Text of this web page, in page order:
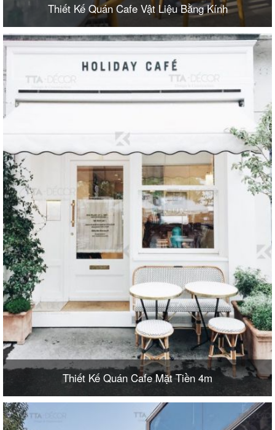
Thiết Kế Quán Cafe Vật Liệu Bằng Kính
Thiết Kế Quán Cafe Mặt Tiền 4m